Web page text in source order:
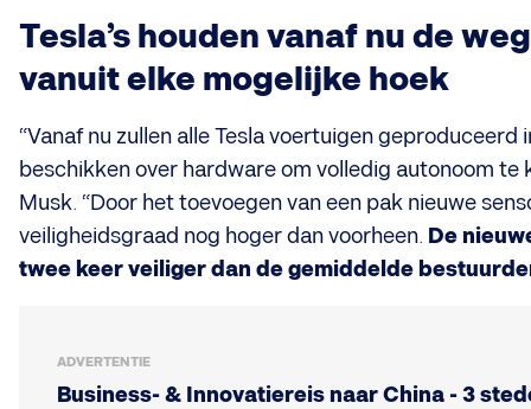
Tesla’s houden vanaf nu de
vanuit elke mogelijke hoek
“Vanaf nu zullen alle Tesla voertuigen geproduceerd
beschikken over hardware om volledig autonoom te
Musk. “Door het toevoegen van een pak nieuwe
veiligheidsgraad nog hoger dan voorheen. De
twee keer veiliger dan de gemiddelde
ADVERTENTIE
Business- & Innovatiereis naar China - 3